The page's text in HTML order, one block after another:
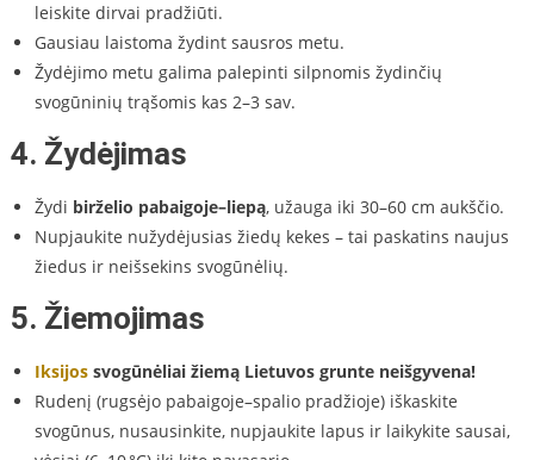
leiskite dirvai pradžiūti.
Gausiau laistoma žydint sausros metu.
Žydėjimo metu galima palepinti silpnomis žydinčių
svogūninių trąšomis kas 2–3 sav.
4. Žydėjimas
Žydi birželio pabaigoje–liepą, užauga iki 30–60 cm aukščio.
Nupjaukite nužydėjusias žiedų kekes – tai paskatins naujus
žiedus ir neišsekins svogūnėlių.
5. Žiemojimas
Iksijossvogūnėliai žiemą Lietuvos grunte neišgyvena!
Rudenį (rugsėjo pabaigoje–spalio pradžioje) iškaskite
svogūnus, nusausinkite, nupjaukite lapus ir laikykite sausai,